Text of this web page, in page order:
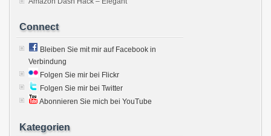
Connect
Bleiben Sie mit mir auf Facebook in
Verbindung
Folgen Sie mir bei Flickr
Folgen Sie mir bei Twitter
Abonnieren Sie mich bei YouTube
Kategorien